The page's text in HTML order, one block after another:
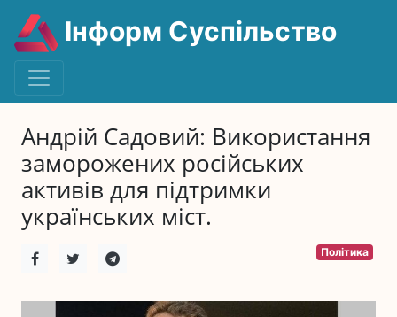
Інформ Суспільство
Андрій Садовий: Використання
заморожених російських
активів для підтримки
українських міст.
Політика